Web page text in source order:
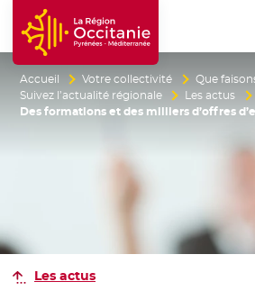
Accueil Région Occitanie /
Accueil Votre collectivité
Que
Suivez l’actualité régionale
Les actus
Des formations et des milliers d’offres
Les actus